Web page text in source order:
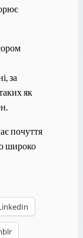
за
як
почуття
широко